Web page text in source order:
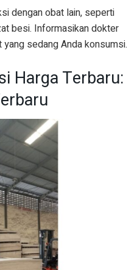
dengan obat lain, seperti
besi. Informasikan dokter
sedang Anda konsumsi.
Harga Terbaru: